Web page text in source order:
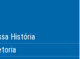
História